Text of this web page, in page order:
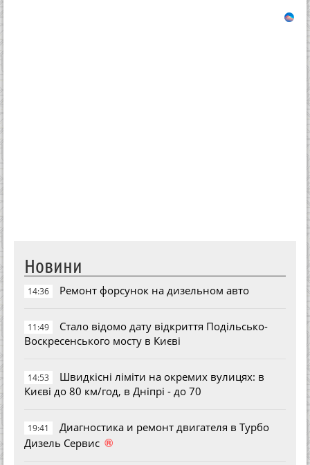
Новини
14:36 Ремонт форсунок на дизельном авто
11:49
Стало відомо дату відкриття Подільсько-
Воскресенського мосту в Києві
14:53
Швидкісні ліміти на окремих вулицях: в
Києві до 80 км/год, в Дніпрі - до 70
19:41
Диагностика и ремонт двигателя в Турбо
Дизель Сервис ®